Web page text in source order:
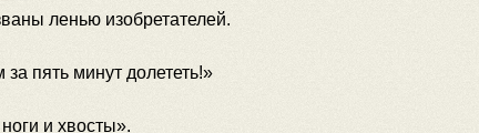
ленью изобретателей.
пять минут долететь!»
и хвосты».